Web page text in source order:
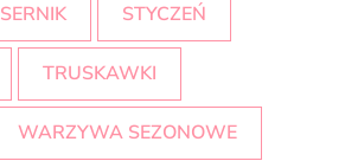
SERNIK STYCZEŃ
TRUSKAWKI
WARZYWA SEZONOWE